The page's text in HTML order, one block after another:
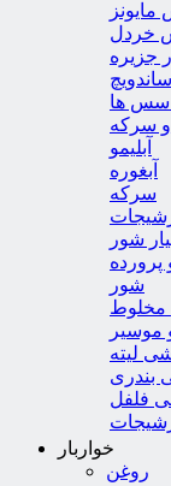
خردل
جزیره
سس ها
و سرکه
آبلیمو
آبغوره
سرکه
شور
شور
لیته
بندری
فلفل
خواربار
روغن